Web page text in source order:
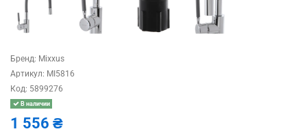
Бренд: Mixxus
Артикул: MI5816
Код: 5899276
В наличии
1 556 ₴